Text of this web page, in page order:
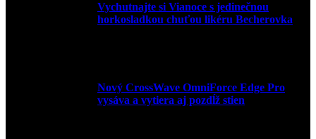
Vychutnajte si Vianoce s jedinečnou
horkosladkou chuťou likéru Becherovka
Nový CrossWave OmniForce Edge Pro
vysáva a vytiera aj pozdĺž stien